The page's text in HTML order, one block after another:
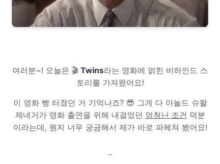
여러분~! 오늘은 🎬 Twins라는 영화에 얽힌 비하인드 스
토리를 가져왔어요!
이 영화 빵 터졌던 거 기억나죠? 😎 그게 다 아놀드 슈왈
제네거가 영화 출연을 위해 내걸었던 엄청난 조건 덕분
이라는데, 뭔지 너무 궁금해서 제가 바로 파헤쳐 봤어요!
–